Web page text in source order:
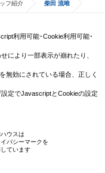
フ紹介 柴田 流唯
利用可能･Cookie利用可能･
により一部表示が崩れたり、
無効にされている場合、正しく
定でJavascriptとCookieの設定
ウスは
バシーマークを
ています